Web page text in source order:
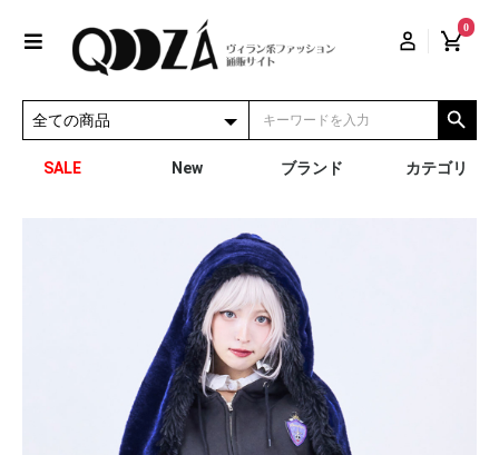
0
SALE New ブランド カテゴリ